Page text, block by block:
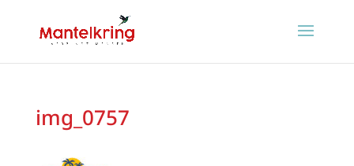
img_0757